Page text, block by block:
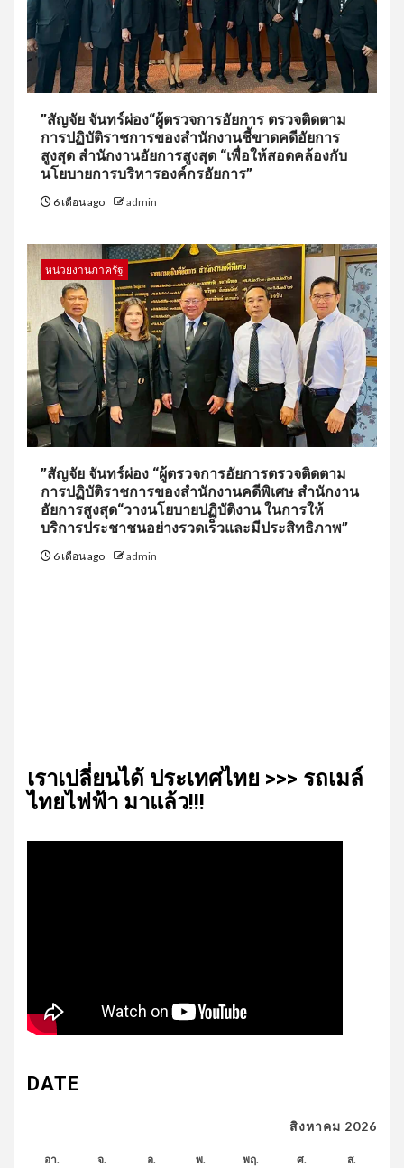
”สัญจัย จันทร์ผ่อง“ผู้ตรวจการอัยการ ตรวจติดตาม
การปฏิบัติราชการของสำนักงานชี้ขาดคดีอัยการ
สูงสุด สำนักงานอัยการสูงสุด “เพื่อให้สอดคล้องกับ
นโยบายการบริหารองค์กรอัยการ”
6 เดือน ago admin
หน่วยงานภาครัฐ
”สัญจัย จันทร์ผ่อง “ผู้ตรวจการอัยการตรวจติดตาม
การปฏิบัติราชการของสำนักงานคดีพิเศษ สำนักงาน
อัยการสูงสุด“วางนโยบายปฏิบัติงาน ในการให้
บริการประชาชนอย่างรวดเร็วและมีประสิทธิภาพ”
6 เดือน ago admin
เรา​เปลี่ยน​ได้​ ประเทศ​ไทย​ >>> รถเมล์​
ไทย​ไฟฟ้า​ มาแล้ว!!!
DATE
สิงหาคม 2026
อา. จ. อ. พ. พฤ. ศ. ส.